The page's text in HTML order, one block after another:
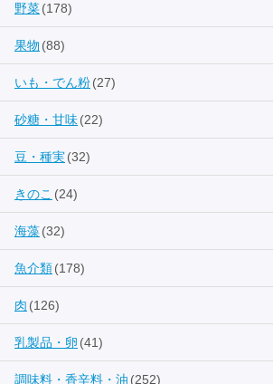
野菜(178)
果物 (88)
いも・でん粉(27)
砂糖・甘味(22)
豆・種実(32)
きのこ (24)
海藻(32)
魚介類(178)
肉 (126)
乳製品・卵 (41)
調味料・香辛料・油 (252)